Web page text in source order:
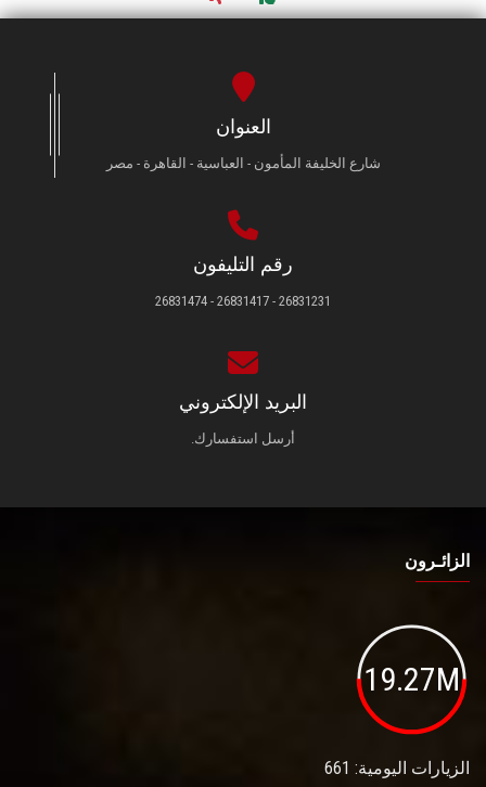
العنوان
شارع الخليفة المأمون - العباسية - القاهرة - مصر
رقم التليفون
26831231 - 26831417 - 26831474
البريد الإلكتروني
أرسل استفسارك.
الزائـرون
19.27M
الزيارات اليومية: 661